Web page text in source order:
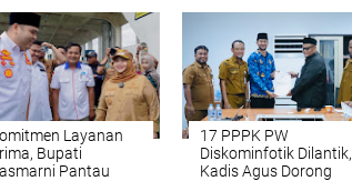
Layanan
Bupati
Pantau
17 PPPK PW
Diskominfotik Dilantik,
Kadis Agus Dorong